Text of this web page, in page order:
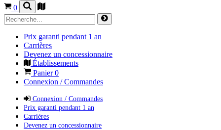
0
Prix garanti pendant 1 an
Carrières
Devenez un concessionnaire
Établissements
Panier0
Connexion / Commandes
Connexion / Commandes
Prix garanti pendant 1 an
Carrières
Devenez un concessionnaire